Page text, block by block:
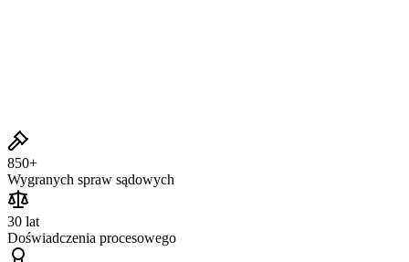
850+
Wygranych spraw sądowych
30 lat
Doświadczenia procesowego